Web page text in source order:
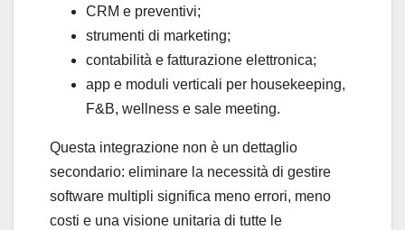
CRM e preventivi;
strumenti di marketing;
contabilità e fatturazione elettronica;
app e moduli verticali per housekeeping,
F&B, wellness e sale meeting.
Questa integrazione non è un dettaglio
secondario: eliminare la necessità di gestire
software multipli significa meno errori, meno
costi e una visione unitaria di tutte le